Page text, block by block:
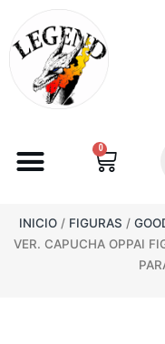
0
INICIO / FIGURAS /
VER. CAPUCHA OPPAI